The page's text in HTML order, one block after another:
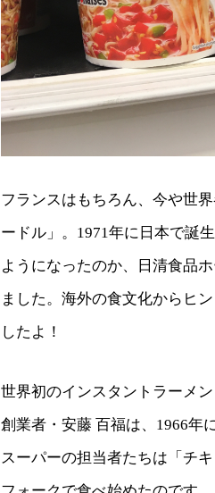
フランスはもちろん、今や世
ードル」。1971年に日本で誕
ようになったのか、日清食品
ました。海外の食文化からヒ
したよ！
世界初のインスタントラーメ
創業者・安藤 百福は、1966年
スーパーの担当者たちは「チ